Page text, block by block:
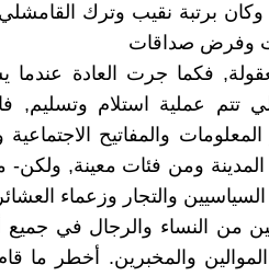
وفرض صداقات
فكما جرت العادة عندما
تتم عملية استلام وتسليم,
والمفاتيح الاجتماعية
المدينة ومن فئات معينة,
والتجار وزعماء العشائر
من النساء والرجال في
والمخبرين. أخطر ما